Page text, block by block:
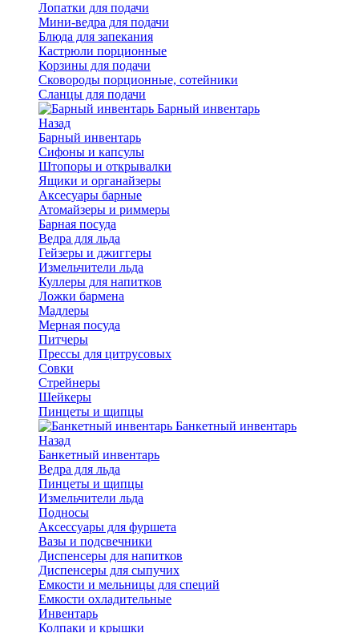
Лопатки для подачи
Мини-ведра для подачи
Блюда для запекания
Кастрюли порционные
Корзины для подачи
Сковороды порционные, сотейники
Сланцы для подачи
Барный инвентарь
Назад
Барный инвентарь
Сифоны и капсулы
Штопоры и открывалки
Ящики и органайзеры
Аксесуары барные
Атомайзеры и риммеры
Барная посуда
Ведра для льда
Гейзеры и джиггеры
Измельчители льда
Куллеры для напитков
Ложки бармена
Мадлеры
Мерная посуда
Питчеры
Прессы для цитрусовых
Совки
Стрейнеры
Шейкеры
Пинцеты и щипцы
Банкетный инвентарь
Назад
Банкетный инвентарь
Ведра для льда
Пинцеты и щипцы
Измельчители льда
Подносы
Аксессуары для фуршета
Вазы и подсвечники
Диспенсеры для напитков
Диспенсеры для сыпучих
Емкости и мельницы для специй
Емкости охладительные
Инвентарь
Колпаки и крышки